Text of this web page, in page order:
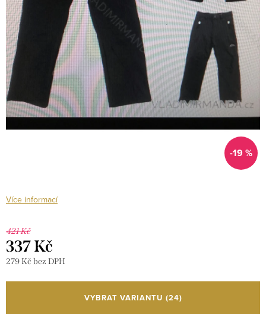
-19 %
Více informací
421 Kč
337 Kč
279 Kč bez DPH
cena:
VYBRAT VARIANTU (24)